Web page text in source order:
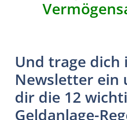
Und trage dich
Newsletter ein
dir die 12
Geldanlage-